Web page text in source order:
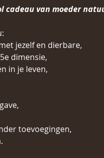
cadeau van moeder
jezelf en dierbare,
dimensie,
in je leven,
toevoegingen,